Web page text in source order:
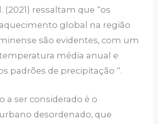
(2021) ressaltam que “os
global na região
são evidentes, com um
média anual e
padrões de precipitação “.
a ser considerado é o
desordenado, que